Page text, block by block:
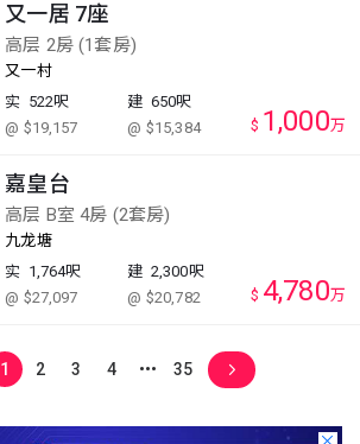
又一居 7座
高层 2房 (1套房)
又一村
实 522呎
@ $19,157
建 650呎
@ $15,384
$ 1,000万
嘉皇台
高层 B室 4房 (2套房)
九龙塘
实 1,764呎
@ $27,097
建 2,300呎
@ $20,782
$ 4,780万
1 2 3 4 35